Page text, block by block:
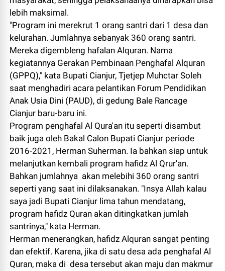
lebih maksimal.
"Program ini merekrut 1 orang santri dari 1 desa dan
kelurahan. Jumlahnya sebanyak 360 orang santri.
Mereka digembleng hafalan Alquran. Nama
kegiatannya Gerakan Pembinaan Penghafal Alquran
(GPPQ)," kata Bupati Cianjur, Tjetjep Muhctar Soleh
saat menghadiri acara pelantikan Forum Pendidikan
Anak Usia Dini (PAUD), di gedung Bale Rancage
Cianjur baru-baru ini.
Program penghafal Al Qura'an itu seperti disambut
baik juga oleh Bakal Calon Bupati Cianjur periode
2016-2021, Herman Suherman. Ia bahkan siap untuk
melanjutkan kembali program hafidz Al Qrur'an.
Bahkan jumlahnya akan melebihi 360 orang santri
seperti yang saat ini dilaksanakan. "Insya Allah kalau
saya jadi Bupati Cianjur lima tahun mendatang,
program hafidz Quran akan ditingkatkan jumlah
santrinya," kata Herman.
Herman menerangkan, hafidz Alquran sangat penting
dan efektif. Karena, jika di satu desa ada penghafal Al
Quran, maka di desa tersebut akan maju dan makmur